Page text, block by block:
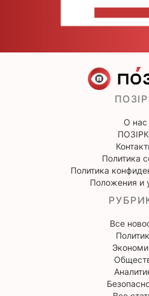
О нас
Политика
Политика
Положения и
Все